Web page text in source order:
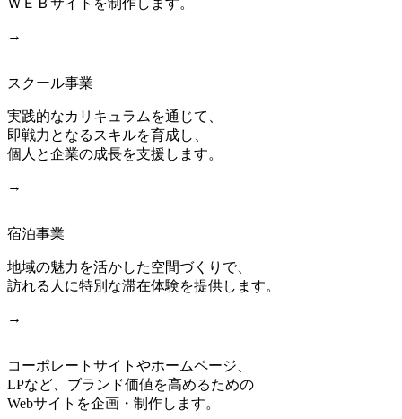
→
スクール事業
実践的なカリキュラムを通じて、
即戦力となるスキルを育成し、
個人と企業の成長を支援します。
→
宿泊事業
地域の魅力を活かした空間づくりで、
訪れる人に特別な滞在体験を提供します。
→
コーポレートサイトやホームページ、
LPなど、ブランド価値を高めるための
Webサイトを企画・制作します。